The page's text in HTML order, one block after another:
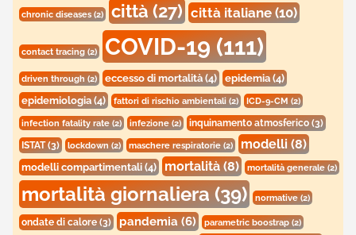
chronic diseases(2) città(27) città italiane(10)
contact tracing(2) COVID-19(111)
driven through(2) eccesso di mortalità(4) epidemia(4)
epidemiologia(4) fattori di rischio ambientali (2) ICD-9-CM(2)
infection fatality rate (2) infezione(2) inquinamento atmosferico(3)
ISTAT(3) lockdown(2) maschere respiratorie (2) modelli(8)
modelli compartimentali(4) mortalità(8) mortalità generale(2)
mortalità giornaliera(39) normative(2)
ondate di calore(3) pandemia(6) parametric boostrap (2)